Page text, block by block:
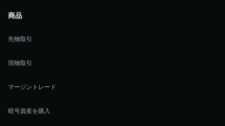
商品
先物取引
現物取引
マージントレード
暗号資産を購入